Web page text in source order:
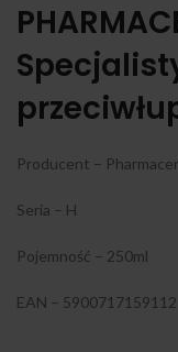
Producent –
Seria – H
Pojemność – 250ml
EAN – 5900717159112